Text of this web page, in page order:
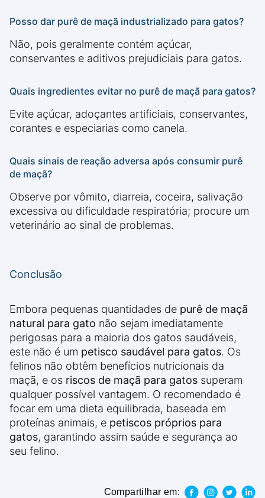
Posso dar purê de maçã industrializado para gatos?
Não, pois geralmente contém açúcar,
conservantes e aditivos prejudiciais para gatos.
Quais ingredientes evitar no purê de maçã para gatos?
Evite açúcar, adoçantes artificiais, conservantes,
corantes e especiarias como canela.
Quais sinais de reação adversa após consumir purê
de maçã?
Observe por vômito, diarreia, coceira, salivação
excessiva ou dificuldade respiratória; procure um
veterinário ao sinal de problemas.
Conclusão
Embora pequenas quantidades de purê de maçã
natural para gato não sejam imediatamente
perigosas para a maioria dos gatos saudáveis,
este não é um petisco saudável para gatos. Os
felinos não obtêm benefícios nutricionais da
maçã, e os riscos de maçã para gatos superam
qualquer possível vantagem. O recomendado é
focar em uma dieta equilibrada, baseada em
proteínas animais, e petiscos próprios para
gatos, garantindo assim saúde e segurança ao
seu felino.
Compartilhar em: